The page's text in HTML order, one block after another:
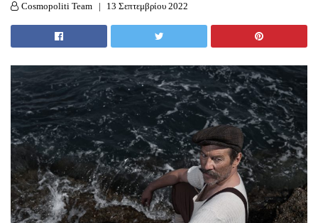
Cosmopoliti Team 13 Σεπτεμβρίου 2022